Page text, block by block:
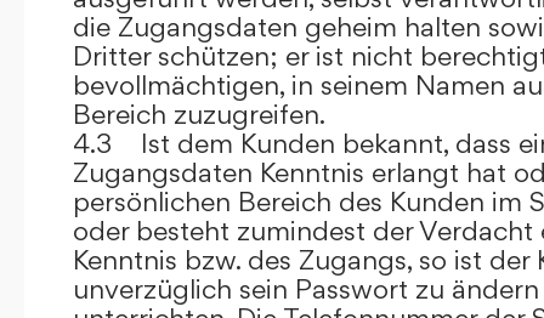
die Zugangsdaten geheim halten
Dritter schützen; er ist nicht
bevollmächtigen, in seinem Namen
Bereich zuzugreifen.
4.3 Ist dem Kunden bekannt, dass
Zugangsdaten Kenntnis erlangt hat
persönlichen Bereich des Kunden im
oder besteht zumindest der Verdacht
Kenntnis bzw. des Zugangs, so ist
unverzüglich sein Passwort zu